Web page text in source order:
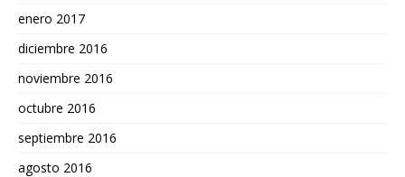
enero 2017
diciembre 2016
noviembre 2016
octubre 2016
septiembre 2016
agosto 2016